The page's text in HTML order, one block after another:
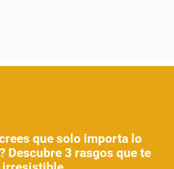
que solo importa lo
Descubre 3 rasgos que te